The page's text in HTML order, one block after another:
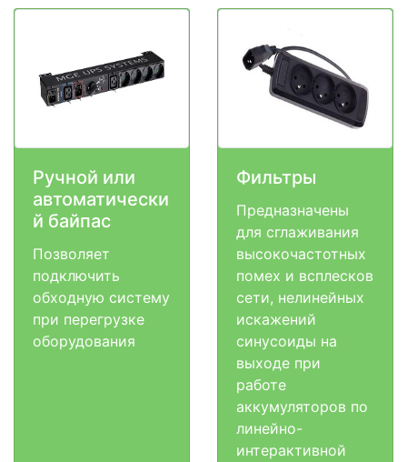
Ручной или
автоматически
й байпас
Позволяет
подключить
обходную систему
при перегрузке
оборудования
Фильтры
Предназначены
для сглаживания
высокочастотных
помех и всплесков
сети, нелинейных
искажений
синусоиды на
выходе при
работе
аккумуляторов по
линейно-
интерактивной